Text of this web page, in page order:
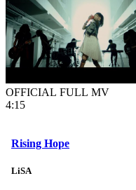
OFFICIAL FULL MV
4:15
Rising Hope
LiSA